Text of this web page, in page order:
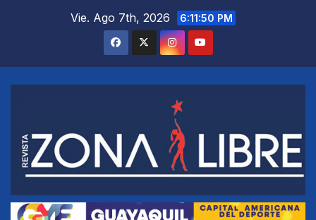
Vie. Ago 7th, 2026 6:11:51 PM